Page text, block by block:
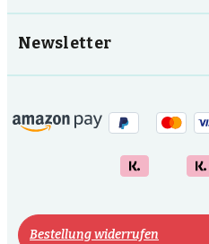
Newsletter
Bestellung widerrufen